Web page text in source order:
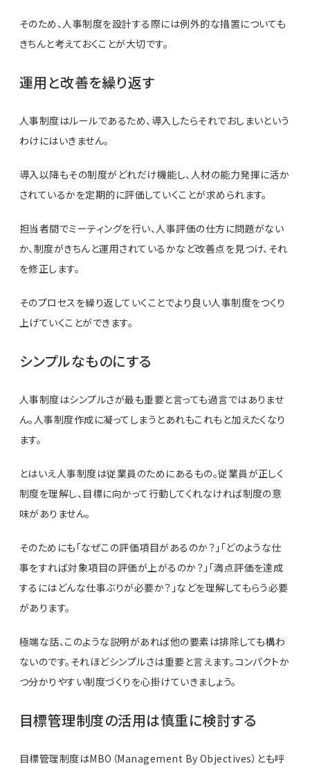
そのため、人事制度を設計する際には例外的な措置についても
きちんと考えておくことが大切です。
運用と改善を繰り返す
人事制度はルールであるため、導入したらそれでおしまいという
わけにはいきません。
導入以降もその制度がどれだけ機能し、人材の能力発揮に活か
されているかを定期的に評価していくことが求められます。
担当者間でミーティングを行い、人事評価の仕方に問題がない
か、制度がきちんと運用されているかなど改善点を見つけ、それ
を修正します。
そのプロセスを繰り返していくことでより良い人事制度をつくり
上げていくことができます。
シンプルなものにする
人事制度はシンプルさが最も重要と言っても過言ではありませ
ん。人事制度作成に凝ってしまうとあれもこれもと加えたくなり
ます。
とはいえ人事制度は従業員のためにあるもの。従業員が正しく
制度を理解し、目標に向かって行動してくれなければ制度の意
味がありません。
そのためにも「なぜこの評価項目があるのか？」「どのような仕
事をすれば対象項目の評価が上がるのか？」「満点評価を達成
するにはどんな仕事ぶりが必要か？」などを理解してもらう必要
があります。
極端な話、このような説明があれば他の要素は排除しても構わ
ないのです。それほどシンプルさは重要と言えます。コンパクトか
つ分かりやすい制度づくりを心掛けていきましょう。
目標管理制度の活用は慎重に検討する
目標管理制度はMBO（Management By Objectives）とも呼